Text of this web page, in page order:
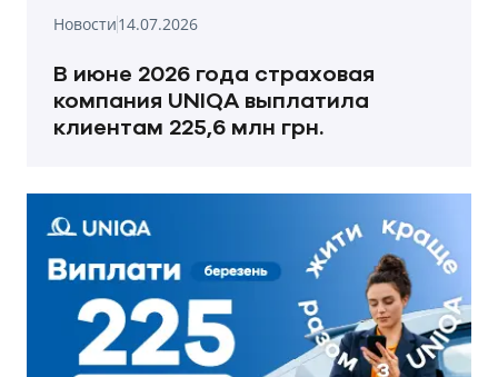
Новости14.07.2026
В июне 2026 года страховая
компания UNIQA выплатила
клиентам 225,6 млн грн.